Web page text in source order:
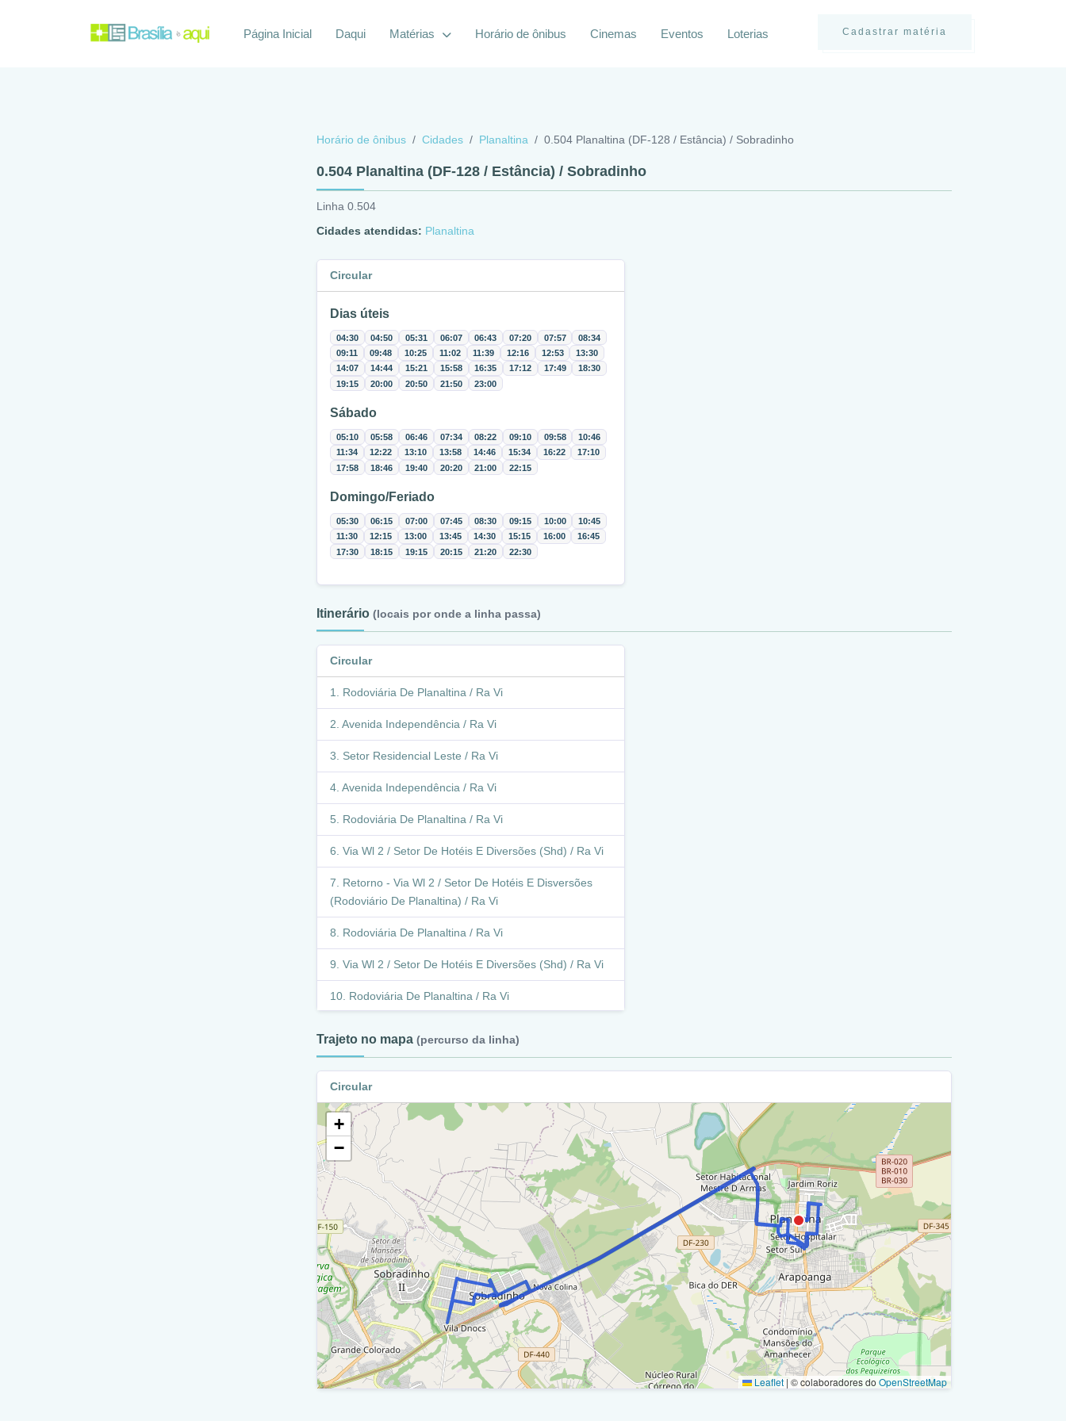
Cadastrar matéria
Página Inicial Daqui Matérias Horário de ônibus Cinemas Eventos Loterias
Horário de ônibus Cidades Planaltina 0.504 Planaltina (DF-128 / Estância) / Sobradinho
0.504 Planaltina (DF-128 / Estância) / Sobradinho
Linha 0.504
Cidades atendidas: Planaltina
Circular
Dias úteis
04:30 04:50 05:31 06:07 06:43 07:20 07:57
08:34
09:11
09:48 10:25 11:02 11:39 12:16 12:53
13:30
14:07
14:44 15:21 15:58 16:35 17:12 17:49
18:30
19:15
20:00 20:50 21:50 23:00
Sábado
05:10 05:58 06:46 07:34 08:22 09:10 09:58
10:46
11:34
12:22 13:10 13:58 14:46 15:34 16:22
17:10
17:58
18:46 19:40 20:20 21:00 22:15
Domingo/Feriado
05:30 06:15 07:00 07:45 08:30 09:15 10:00
10:45
11:30
12:15 13:00 13:45 14:30 15:15 16:00
16:45
17:30
18:15 19:15 20:15 21:20 22:30
Itinerário (locais por onde a linha passa)
Circular
Rodoviária De Planaltina / Ra Vi
Avenida Independência / Ra Vi
Setor Residencial Leste / Ra Vi
Avenida Independência / Ra Vi
Rodoviária De Planaltina / Ra Vi
Via Wl 2 / Setor De Hotéis E Diversões (Shd) / Ra Vi
Retorno - Via Wl 2 / Setor De Hotéis E Disversões
(Rodoviário De Planaltina) / Ra Vi
Rodoviária De Planaltina / Ra Vi
Via Wl 2 / Setor De Hotéis E Diversões (Shd) / Ra Vi
Rodoviária De Planaltina / Ra Vi
Retorno - Via Ns 1 (Via Wl 2 / Q 3 Vila Buritis) / Ra
Via Wl 2 / Setor De Hotéis E Diversões (Shd) / Ra Vi
Via Ns 1 / Q 3/4 Vila Buritis / Ra Vi
Via Ns 1 / Q 3 Vila Buritis / Ra Vi
Retorno - Via Ns 1 (Via Wl 2 / Q 3 Vila Buritis) / Ra
Vi
Via Ns 1 / Ra Vi
Retorno - Via Ns 1 (Via Wl 2 / Setor De Hotéis E
Diversões) / Ra Vi
Via Wl 2 / Q 3 Vila Buritis / Ra Vi
Via Ns 1 / Ra Vi
Trajeto no mapa (percurso da linha)
Circular
+
−
Leaflet | © colaboradores do OpenStreetMap